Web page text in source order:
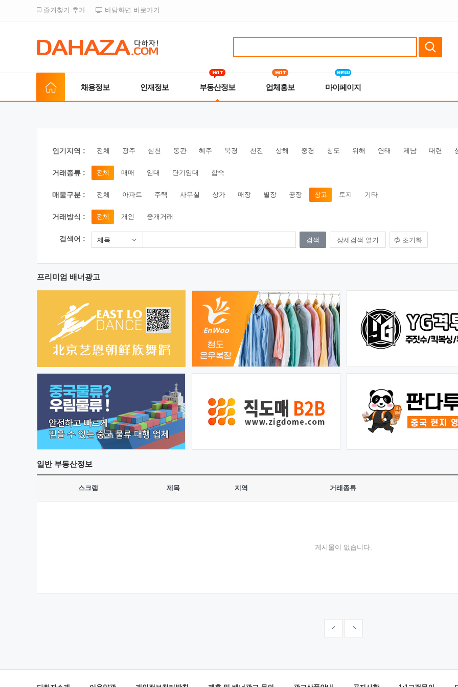
즐겨찾기 추가 바탕화면 바로가기
채용정보 인재정보 부동산정보 업체홍보 마이페이지
인기지역 : 전체 광주 심천 동관 혜주 북경 천진 상해 중경 청도 위해 연태 제남 대련
거래종류 : 전체 매매 임대 단기임대 합숙
매물구분 : 전체 아파트 주택 사무실 상가 매장 별장 공장 창고 토지 기타
거래방식 : 전체 개인 중개거래
검색어 : 제목 상세검색 열기 초기화
프리미엄 배너광고
일반부동산정보
스크랩 제목 지역 거래종류
게시물이 없습니다.